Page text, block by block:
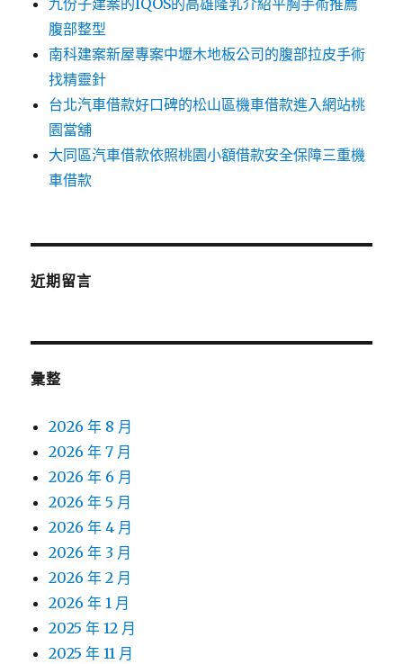
九份子建案的IQOS的高雄隆乳介紹平胸手術推薦
腹部整型
南科建案新屋專案中壢木地板公司的腹部拉皮手術
找精靈針
台北汽車借款好口碑的松山區機車借款進入網站桃
園當舖
大同區汽車借款依照桃園小額借款安全保障三重機
車借款
近期留言
彙整
2026 年 8 月
2026 年 7 月
2026 年 6 月
2026 年 5 月
2026 年 4 月
2026 年 3 月
2026 年 2 月
2026 年 1 月
2025 年 12 月
2025 年 11 月